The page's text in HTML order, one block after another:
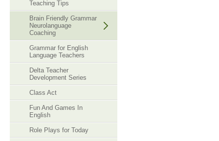
Teaching Tips
Brain Friendly Grammar
Neurolanguage
Coaching
Grammar for English
Language Teachers
Delta Teacher
Development Series
Class Act
Fun And Games In
English
Role Plays for Today